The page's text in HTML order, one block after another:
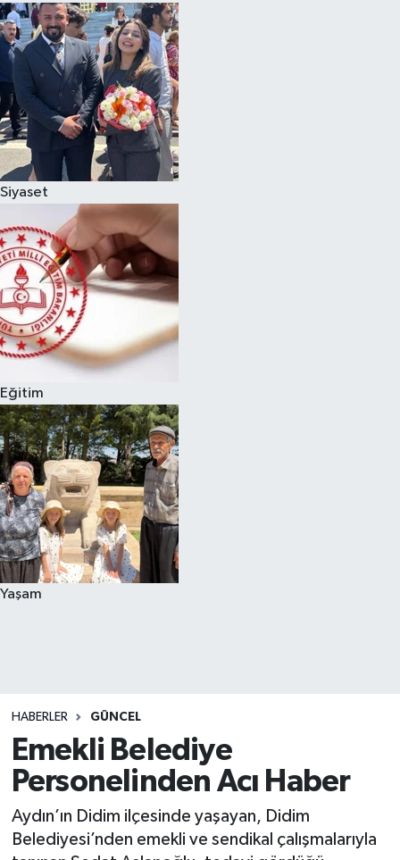
Siyaset
Eğitim
Yaşam
HABERLER GÜNCEL
Emekli Belediye
Personelinden Acı Haber
Aydın’ın Didim ilçesinde yaşayan, Didim
Belediyesi’nden emekli ve sendikal çalışmalarıyla